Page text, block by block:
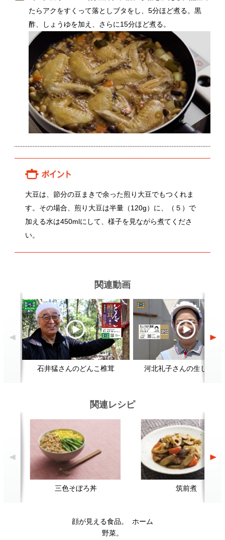
大豆は、節分の豆まきで余った煎り大豆でもつくれま
す。その場合、煎り大豆は半量（120g）に、（５）で
加える水は450mlにして、様子を見ながら煮てくださ
い。
石井猛さんのどんこ椎茸 河北礼子さんの生しいたけ
三色そぼろ丼 筑前煮
顔が見える食品。 ホーム
野菜。
加工品。